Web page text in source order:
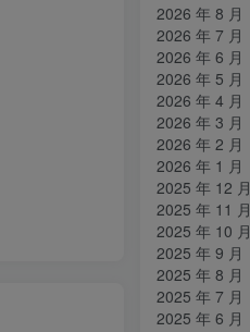
2026 年 8 月
2026 年 7 月
2026 年 6 月
2026 年 5 月
2026 年 4 月
2026 年 3 月
2026 年 2 月
2026 年 1 月
2025 年 12 月
2025 年 11 月
2025 年 10 月
2025 年 9 月
2025 年 8 月
2025 年 7 月
2025 年 6 月